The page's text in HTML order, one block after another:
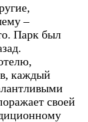
–
Парк был
каждый
своей